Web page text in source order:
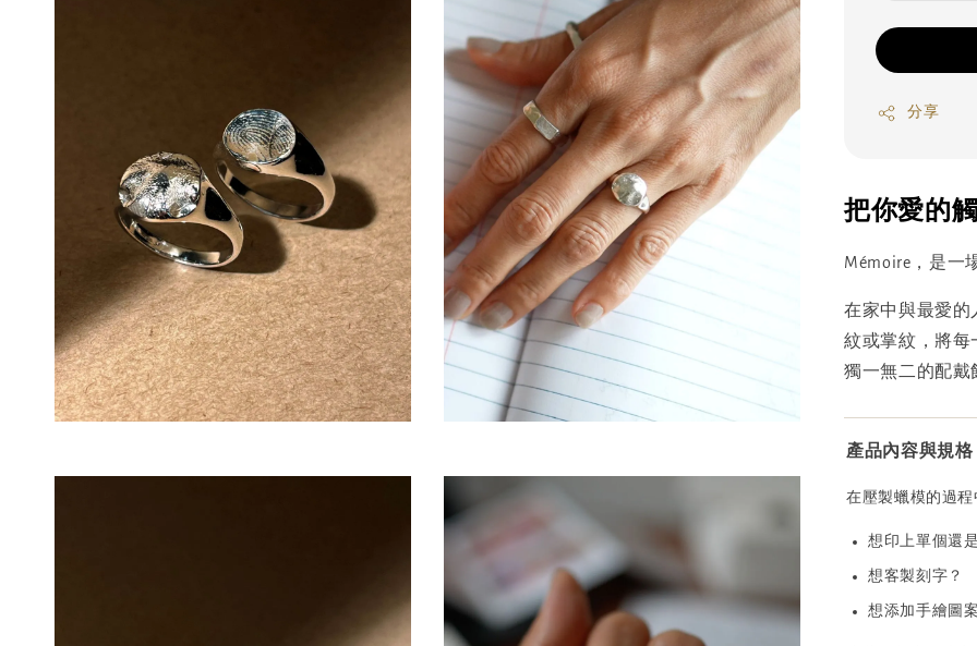
分享
把你愛的
Mémoire，是一
在家中與最愛的
紋或掌紋，將每
獨一無二的配戴
產品內容與規格
在壓製蠟模的過程
想印上單個還
想客製刻字？
想添加手繪圖